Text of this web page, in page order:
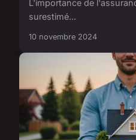
L'importance de
surestimé...
10 novembre 2024